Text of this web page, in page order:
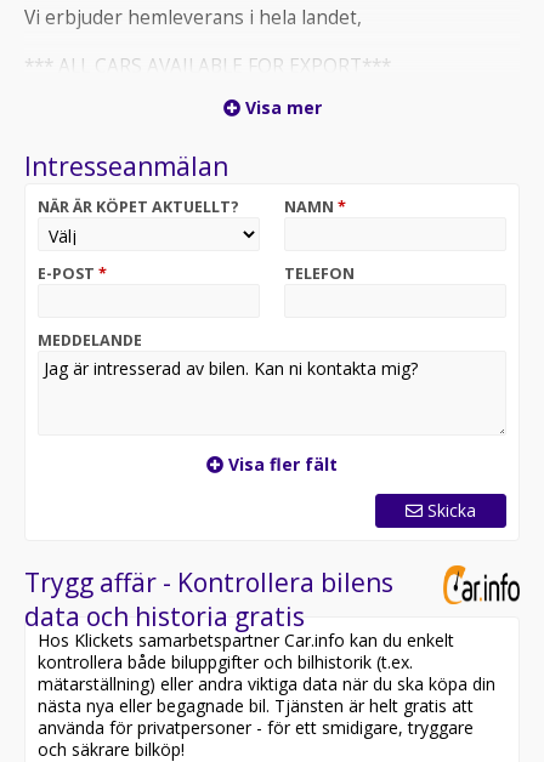
Vi erbjuder hemleverans i hela landet,
*** ALL CARS AVAILABLE FOR EXPORT***
Visa mer
Intresseanmälan
NÄR ÄR KÖPET AKTUELLT? NAMN *
E-POST * TELEFON
MEDDELANDE
Visa fler fält
Skicka
Trygg affär - Kontrollera bilens
data och historia gratis
Hos Klickets samarbetspartner Car.info kan du enkelt
kontrollera både biluppgifter och bilhistorik (t.ex.
mätarställning) eller andra viktiga data när du ska köpa din
nästa nya eller begagnade bil. Tjänsten är helt gratis att
använda för privatpersoner - för ett smidigare, tryggare
och säkrare bilköp!